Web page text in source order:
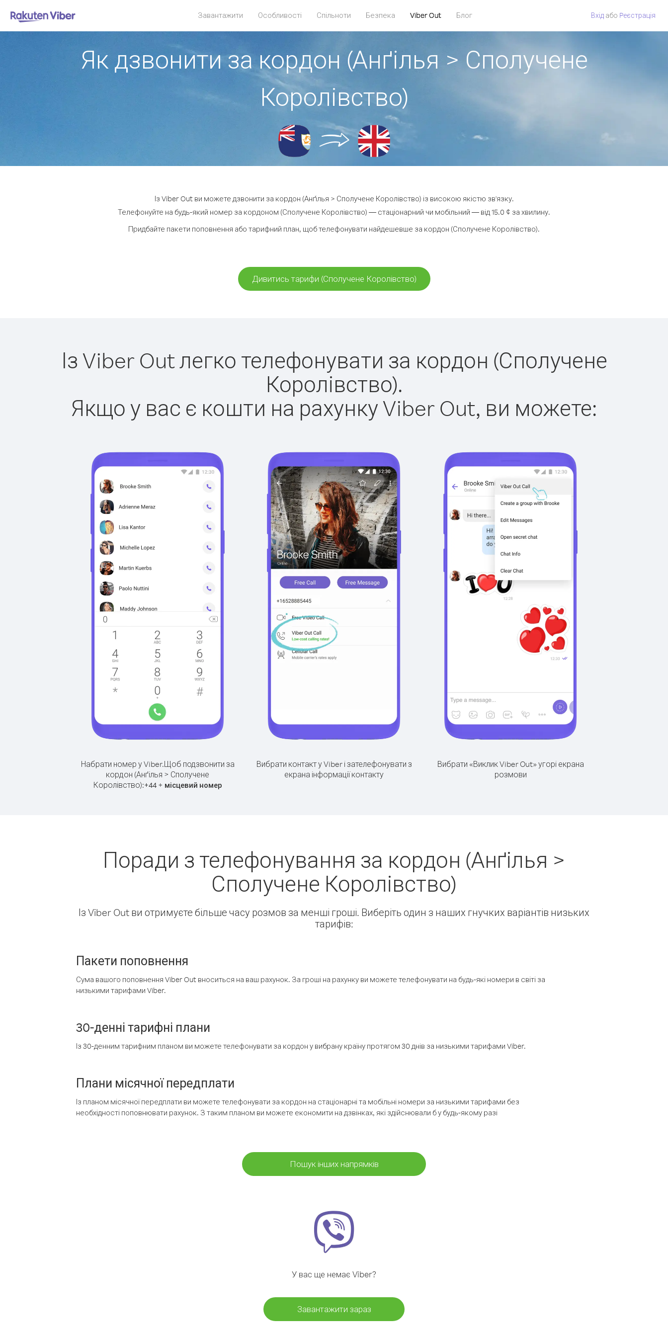
Завантажити Особливості Спільноти Безпека Viber Out Блог Вхід або Pеєстрація
Як дзвонити за кордон (Анґілья > Сполучене
Королівство)
Із Viber Out ви можете дзвонити за кордон (Анґілья > Сполучене Королівство) із високою якістю зв'язку.
Телефонуйте на будь-який номер за кордоном (Сполучене Королівство) — стаціонарний чи мобільний — від 15.0 ¢ за хвилину.
Придбайте пакети поповнення або тарифний план, щоб телефонувати найдешевше за кордон (Сполучене Королівство).
Дивитись тарифи (Сполучене Королівство)
Із Viber Out легко телефонувати за кордон (Сполучене
Королівство).
Якщо у вас є кошти на рахунку Viber Out, ви можете:
Набрати номер у Viber.Щоб подзвонити за
кордон (Анґілья > Сполучене
Королівство):+44+ місцевий номер
Вибрати контакт у Viber і зателефонувати з
екрана інформації контакту
Вибрати «Виклик Viber Out» угорі екрана
розмови
Поради з телефонування за кордон (Анґілья >
Сполучене Королівство)
Із Viber Out ви отримуєте більше часу розмов за менші гроші. Виберіть один з наших гнучких варіантів низьких
тарифів:
Пакети поповнення
Сума вашого поповнення Viber Out вноситься на ваш рахунок. За гроші на рахунку ви можете телефонувати на будь-які номери в світі за
низькими тарифами Viber.
30-денні тарифні плани
Із 30-денним тарифним планом ви можете телефонувати за кордон у вибрану країну протягом 30 днів за низькими тарифами Viber.
Плани місячної передплати
Із планом місячної передплати ви можете телефонувати за кордон на стаціонарні та мобільні номери за низькими тарифами без
необхідності поповнювати рахунок. З таким планом ви можете економити на дзвінках, які здійснювали б у будь-якому разі
Пошук інших напрямків
У вас ще немає Viber?
Завантажити зараз